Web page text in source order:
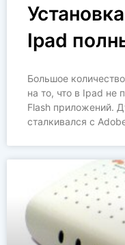
Ipad
Большое
на то, что в Ipad
Flash приложений.
сталкивался с